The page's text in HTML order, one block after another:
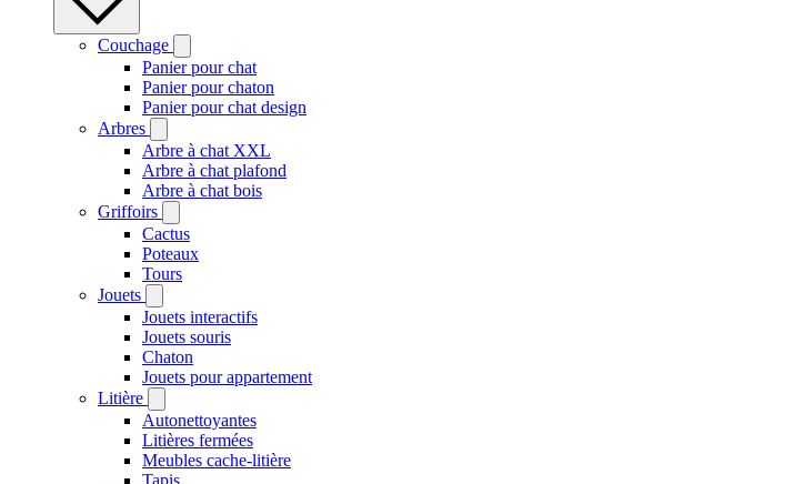
Couchage
Panier pour chat
Panier pour chaton
Panier pour chat design
Arbres
Arbre à chat XXL
Arbre à chat plafond
Arbre à chat bois
Griffoirs
Cactus
Poteaux
Tours
Jouets
Jouets interactifs
Jouets souris
Chaton
Jouets pour appartement
Litière
Autonettoyantes
Litières fermées
Meubles cache-litière